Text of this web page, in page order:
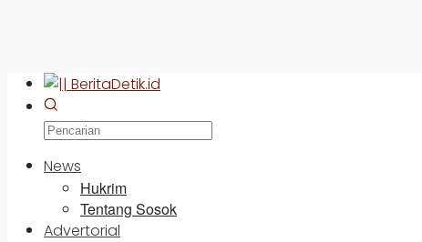
News
Hukrim
Tentang Sosok
Advertorial